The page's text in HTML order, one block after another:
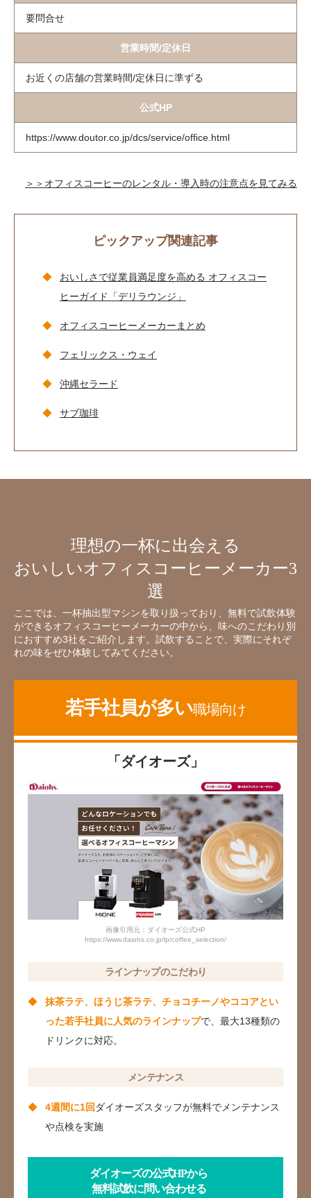
要問合せ
営業時間/定休日
お近くの店舗の営業時間/定休日に準ずる
公式HP
https://www.doutor.co.jp/dcs/service/office.html
＞＞オフィスコーヒーのレンタル・導入時の注意点を見てみる
ピックアップ関連記事
おいしさで従業員満足度を高める オフィスコー
ヒーガイド「デリラウンジ」
オフィスコーヒーメーカーまとめ
フェリックス・ウェイ
沖縄セラード
サブ珈琲
理想の一杯に出会える
おいしいオフィスコーヒーメーカー3
選
ここでは、一杯抽出型マシンを取り扱っており、無料で試飲体験
ができるオフィスコーヒーメーカーの中から、味へのこだわり別
におすすめ3社をご紹介します。試飲することで、実際にそれぞ
れの味をぜひ体験してみてください。
若手社員が多い職場向け
「ダイオーズ」
画像引用元：ダイオーズ公式HP
https://www.daiohs.co.jp/lp/coffee_selection/
ラインナップのこだわり
抹茶ラテ、ほうじ茶ラテ、チョコチーノやココアとい
った若手社員に人気のラインナップで、最大13種類の
ドリンクに対応。
メンテナンス
4週間に1回 ダイオーズスタッフが無料でメンテナンス
や点検を実施
ダイオーズの公式HPから
無料試飲に問い合わせる